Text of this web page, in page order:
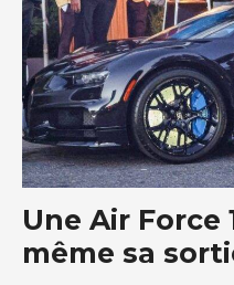
Une Air
même sa